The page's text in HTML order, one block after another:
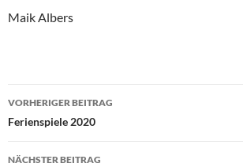
Maik Albers
Beitragsnavigation
VORHERIGER BEITRAG
Ferienspiele 2020
NÄCHSTER BEITRAG